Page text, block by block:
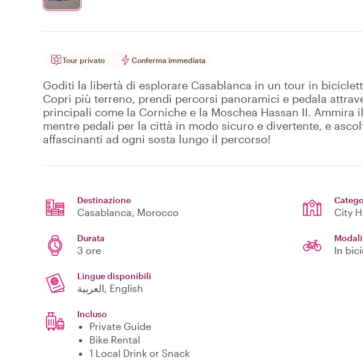
Tour privato Conferma immediata
Goditi la libertà di esplorare Casablanca in un tour in
Copri più terreno, prendi percorsi panoramici e pedala
principali come la Corniche e la Moschea Hassan II. Ammira
mentre pedali per la città in modo sicuro e divertente, e
affascinanti ad ogni sosta lungo il percorso!
Destinazione
Casablanca, Morocco City
Durata
3 ore In
Lingue disponibili
العربية, English
Incluso
Private Guide
Bike Rental
1 Local Drink or Snack